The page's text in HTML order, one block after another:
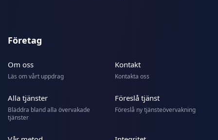
Företag
Om oss
Läs om vårt uppdrag
Kontakt
Kontakta oss
Alla tjänster
Bläddra bland alla övervakade
tjänster
Föreslå tjänst
Föreslå ny tjänsteövervakning